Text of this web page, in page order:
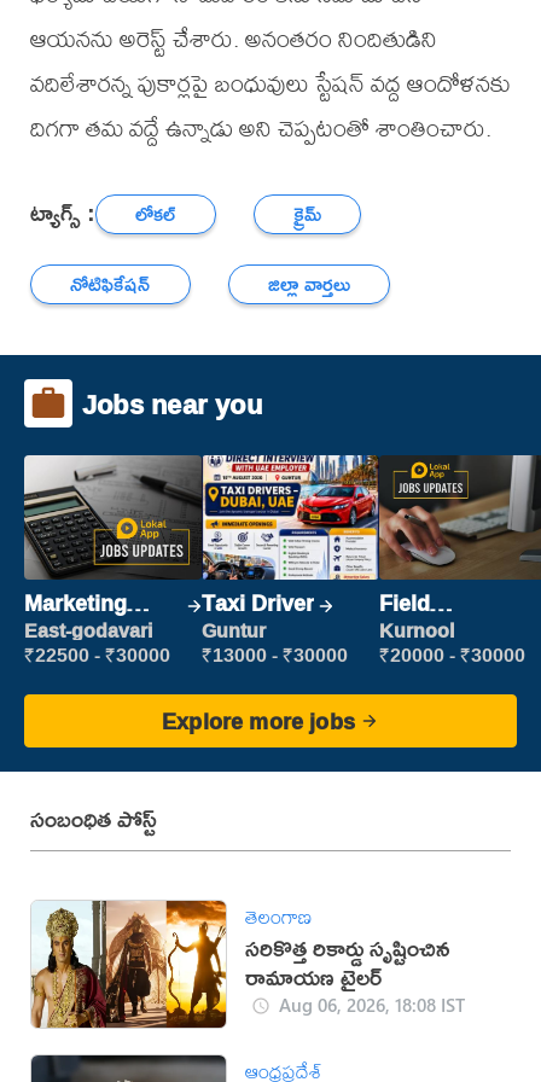
ఆయనను అరెస్ట్ చేశారు. అనంతరం నిందితుడిని
వదిలేశారన్న పుకార్లపై బంధువులు స్టేషన్ వద్ద ఆందోళనకు
దిగగా తమ వద్దే ఉన్నాడు అని చెప్పటంతో శాంతించారు.
ట్యాగ్స్ : లోకల్
క్రైమ్
నోటిఫికేషన్
జిల్లా వార్తలు
Jobs near you
Marketing
Executive
East-godavari
₹22500 - ₹30000
Taxi Driver
Guntur
₹13000 - ₹30000
Field
Marketing
Executive
Kurnool
₹20000 - ₹30000
Explore more jobs
సంబంధిత పోస్ట్
తెలంగాణ
సరికొత్త రికార్డు సృష్టించిన
రామాయణ ట్రైలర్‌
Aug 06, 2026, 18:08 IST
ఆంధ్రప్రదేశ్